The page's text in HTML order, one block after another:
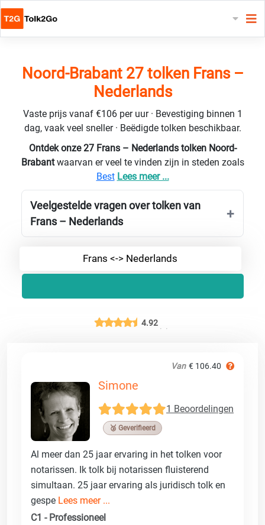
Noord-Brabant 27 tolken Frans –
Nederlands
Vaste prijs vanaf €106 per uur · Bevestiging binnen 1
dag, vaak veel sneller · Beëdigde tolken beschikbaar.
Ontdek onze 27 Frans – Nederlands tolken Noord-
Brabantwaarvan er veel te vinden zijn in steden zoals
Best Lees meer ...
Veelgestelde vragen over tolken van
Frans – Nederlands
Frans <-> Nederlands
4.92
Van € 106.40
Simone
1 Beoordelingen
🥉 Geverifieerd
Al meer dan 25 jaar ervaring in het tolken voor
notarissen. Ik tolk bij notarissen fluisterend
simultaan. 25 jaar ervaring als juridisch tolk en
gespe Lees meer ...
C1 - Professioneel